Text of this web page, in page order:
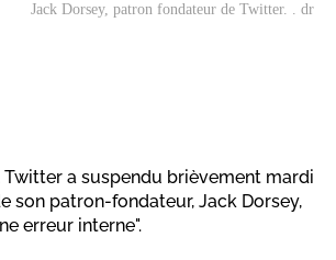
Jack Dorsey, patron fondateur de Twitter. . dr
Twitter a suspendu brièvement mardi
son patron-fondateur, Jack Dorsey,
erreur interne".